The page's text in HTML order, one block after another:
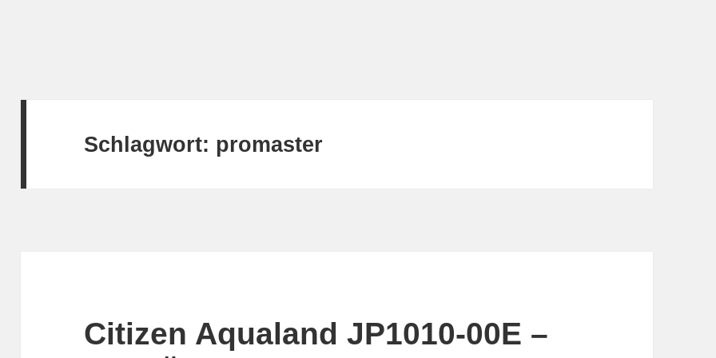
Schlagwort: promaster
Citizen Aqualand JP1010-00E –